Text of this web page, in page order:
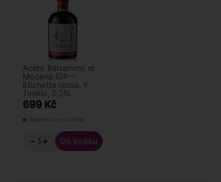
Aceto Balsamico di
Modena IGP –
Etichetta rossa, Il
Tinello, 0,25l
699 Kč
Skladem více než 10 ks
− +